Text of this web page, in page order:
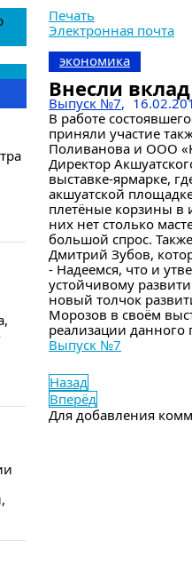
Печать
Электронная почта
экономика
Внесли
Выпуск №7,
В работе
приняли участие
Поливанова и ООО
Директор
выставке-ярмарке,
акшуатской
плетёные корзины в
них нет столько
большой спрос.
Дмитрий Зубов,
- Надеемся, что и
устойчивому
новый толчок
Морозов в своём
реализации данного
Выпуск №7
Назад
Вперёд
Для добавления